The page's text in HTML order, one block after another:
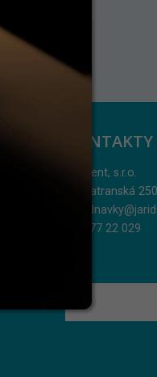
KONTAKTY
Jarident, s.r.o.
Podtatranská
052/77 22 029